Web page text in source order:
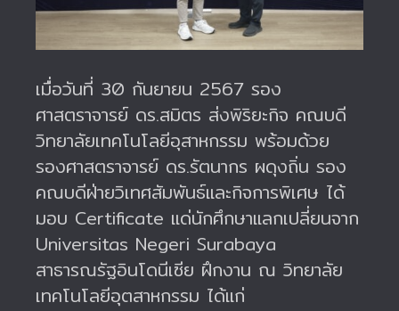
เมื่อวันที่ 30 กันยายน 2567 รอง
ศาสตราจารย์ ดร.สมิตร ส่งพิริยะกิจ คณบดี
วิทยาลัยเทคโนโลยีอุสาหกรรม พร้อมด้วย
รองศาสตราจารย์ ดร.รัตนากร ผดุงถิ่น รอง
คณบดีฝ่ายวิเทศสัมพันธ์และกิจการพิเศษ ได้
มอบ Certificate แด่นักศึกษาแลกเปลี่ยนจาก
Universitas Negeri Surabaya
สาธารณรัฐอินโดนีเซีย ฝึกงาน ณ วิทยาลัย
เทคโนโลยีอุตสาหกรรม ได้แก่